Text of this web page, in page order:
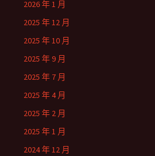
2026 年 1 月
2025 年 12 月
2025 年 10 月
2025 年 9 月
2025 年 7 月
2025 年 4 月
2025 年 2 月
2025 年 1 月
2024 年 12 月